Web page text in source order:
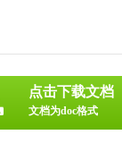
点击下载文档
文档为doc格式